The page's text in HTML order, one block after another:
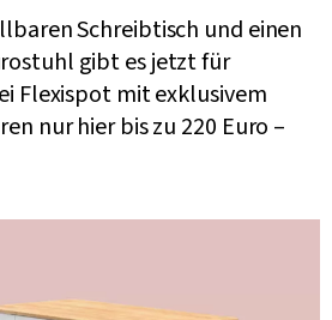
Schreibtisch und einen
gibt es jetzt für
Flexispot mit exklusivem
nur hier bis zu 220 Euro –